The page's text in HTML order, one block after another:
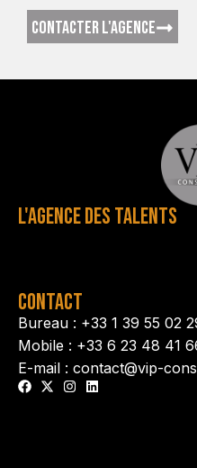
CONTACTER L'AGENCE
L'AGENCE DES TALENTS
CONTACT
Bureau : +33 1 39 55 02
Mobile : +33 6 23 48 41
E-mail : contact@vip-